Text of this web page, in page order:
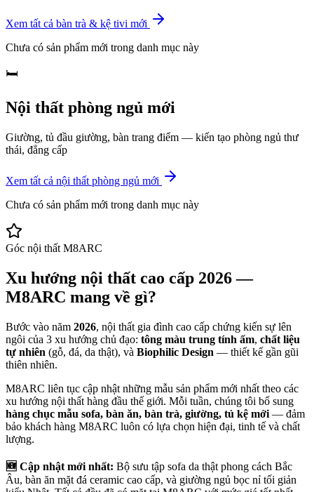
Xem tất cả bàn trà & kệ tivi mới
Chưa có sản phẩm mới trong danh mục này
🛏️
Nội thất phòng ngủ mới
Giường, tủ đầu giường, bàn trang điểm — kiến tạo phòng ngủ thư
thái, đẳng cấp
Xem tất cả nội thất phòng ngủ mới
Chưa có sản phẩm mới trong danh mục này
Góc nội thất M8ARC
Xu hướng nội thất cao cấp 2026 —
M8ARC mang về gì?
Bước vào năm 2026, nội thất gia đình cao cấp chứng kiến sự lên
ngôi của 3 xu hướng chủ đạo: tông màu trung tính ấm, chất liệu
tự nhiên (gỗ, đá, da thật), và Biophilic Design — thiết kế gần gũi
thiên nhiên.
M8ARC liên tục cập nhật những mẫu sản phẩm mới nhất theo các
xu hướng nội thất hàng đầu thế giới. Mỗi tuần, chúng tôi bổ sung
hàng chục mẫu sofa, bàn ăn, bàn trà, giường, tủ kệ mới — đảm
bảo khách hàng M8ARC luôn có lựa chọn hiện đại, tinh tế và chất
lượng.
🆕 Cập nhật mới nhất: Bộ sưu tập sofa da thật phong cách Bắc
Âu, bàn ăn mặt đá ceramic cao cấp, và giường ngủ bọc nỉ tối giản